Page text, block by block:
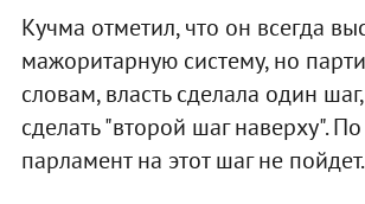
Кучма отметил, что он всегда
мажоритарную систему, но
словам, власть сделала один
сделать "второй шаг наверху".
парламент на этот шаг не пойдет.